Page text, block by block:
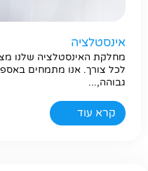
אינסטלציה
מחלקת האינסטלציה שלנו
גבוהה,...
קרא עוד